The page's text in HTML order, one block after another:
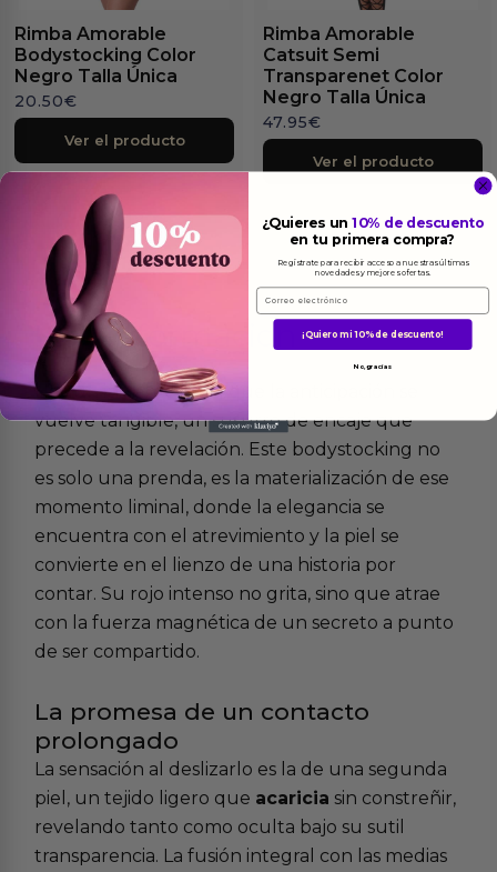
Rimba Amorable
Bodystocking Color
Negro Talla Única
20.50€
Ver el producto
Rimba Amorable
Catsuit Semi
Transparenet Color
Negro Talla Única
47.95€
Ver el producto
Másinformacion
Hay un instante en el que la anticipación se
vuelve tangible, un susurro de encaje que
precede a la revelación. Este bodystocking no
es solo una prenda, es la materialización de ese
momento liminal, donde la elegancia se
encuentra con el atrevimiento y la piel se
convierte en el lienzo de una historia por
contar. Su rojo intenso no grita, sino que atrae
con la fuerza magnética de un secreto a punto
de ser compartido.
La promesa de un contacto
prolongado
La sensación al deslizarlo es la de una segunda
piel, un tejido ligero que acaricia sin constreñir,
revelando tanto como oculta bajo su sutil
transparencia. La fusión integral con las medias
¿Quieres un10% de descuento
en tu primera compra?
Regístrate para recibir acceso a nuestras últimas
novedades y mejores ofertas.
Email
¡Quiero mi 10% de descuento!
No, gracias